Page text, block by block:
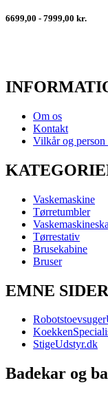
6699,00 - 7999,00 kr.
Om os
Kontakt
Vilkår og person
Vaskemaskine
Tørretumbler
Tørrestativ
Brusekabine
Bruser
EMNE SIDER
StigeUdstyr.dk
Badekar og